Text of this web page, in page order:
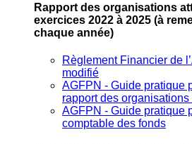
Rapport des organisations
exercices 2022 à 2025 (à
chaque année)
Règlement Financier de
modifié
AGFPN ‐ Guide pratique
rapport des
AGFPN ‐ Guide pratique
comptable des fonds